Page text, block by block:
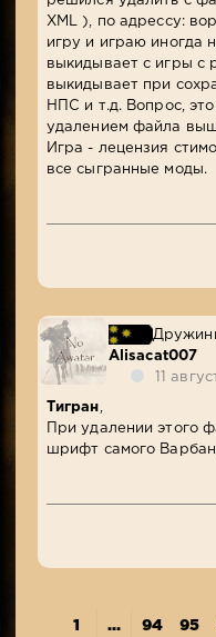
XML ), по адрессу:
игру и играю иногда
выкидывает с игры с
выкидывает при
НПС и т.д. Вопрос,
удалением файла
Игра - лецензия
все сыгранные моды.
Alisacat007
11
Тигран
При удалении этого
шрифт самого
1 ... 94 95